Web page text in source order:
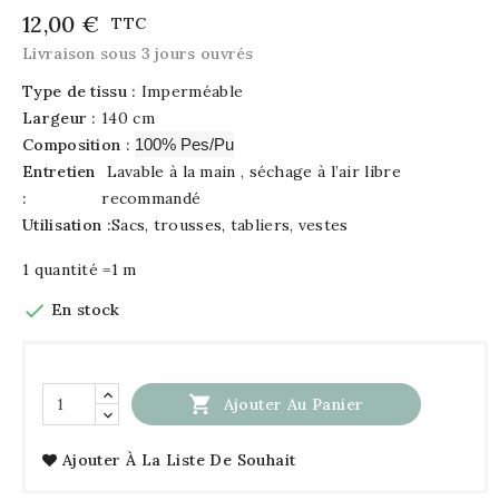
12,00 €
TTC
Livraison sous 3 jours ouvrés
Type de tissu : Imperméable
Largeur : 140 cm
Composition : 100% Pes/Pu
Entretien
:
Lavable à la main , séchage à l’air libre
recommandé
Utilisation :Sacs, trousses, tabliers, vestes
1 quantité =1 m
 En stock
 Ajouter Au Panier
Ajouter À La Liste De Souhait